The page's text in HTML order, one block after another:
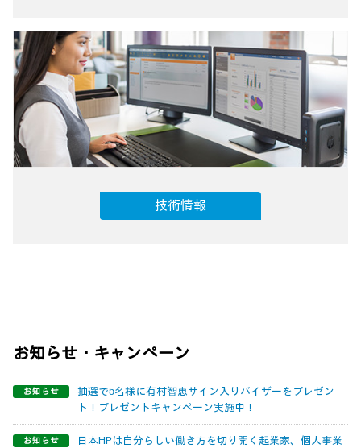
技術情報
お知らせ・キャンペーン
抽選で5名様に有村智恵サイン入りバイザーをプレゼン
ト！プレゼントキャンペーン実施中！
日本HPは自分らしい働き方を切り開く起業家、個人事業